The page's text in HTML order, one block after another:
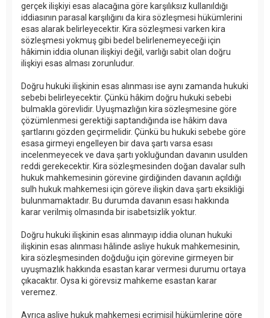
gerçek ilişkiyi esas alacağına göre karşılıksız kullanıldığı
iddiasının parasal karşılığını da kira sözleşmesi hükümlerini
esas alarak belirleyecektir. Kira sözleşmesi varken kira
sözleşmesi yokmuş gibi bedel belirlenemeyeceği için
hâkimin iddia olunan ilişkiyi değil, varlığı sabit olan doğru
ilişkiyi esas alması zorunludur.
Doğru hukuki ilişkinin esas alınması ise aynı zamanda hukuki
sebebi belirleyecektir. Çünkü hâkim doğru hukuki sebebi
bulmakla görevlidir. Uyuşmazlığın kira sözleşmesine göre
çözümlenmesi gerektiği saptandığında ise hâkim dava
şartlarını gözden geçirmelidir. Çünkü bu hukuki sebebe göre
esasa girmeyi engelleyen bir dava şartı varsa esası
incelenmeyecek ve dava şartı yokluğundan davanın usulden
reddi gerekecektir. Kira sözleşmesinden doğan davalar sulh
hukuk mahkemesinin görevine girdiğinden davanın açıldığı
sulh hukuk mahkemesi için göreve ilişkin dava şartı eksikliği
bulunmamaktadır. Bu durumda davanın esası hakkında
karar verilmiş olmasında bir isabetsizlik yoktur.
Doğru hukuki ilişkinin esas alınmayıp iddia olunan hukuki
ilişkinin esas alınması hâlinde asliye hukuk mahkemesinin,
kira sözleşmesinden doğduğu için görevine girmeyen bir
uyuşmazlık hakkında esastan karar vermesi durumu ortaya
çıkacaktır. Oysa ki görevsiz mahkeme esastan karar
veremez.
Ayrıca asliye hukuk mahkemesi ecrimisil hükümlerine göre